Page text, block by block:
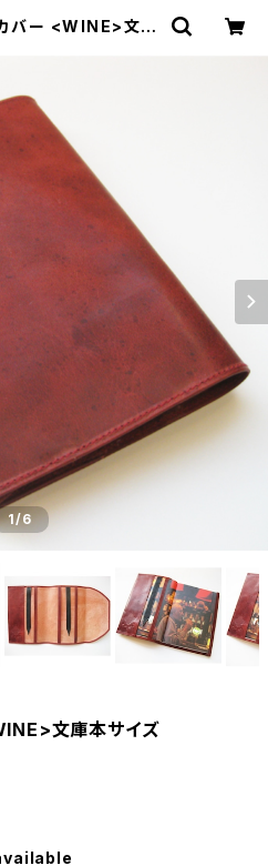
バー <WINE>文庫
1/6
文庫本サイズ